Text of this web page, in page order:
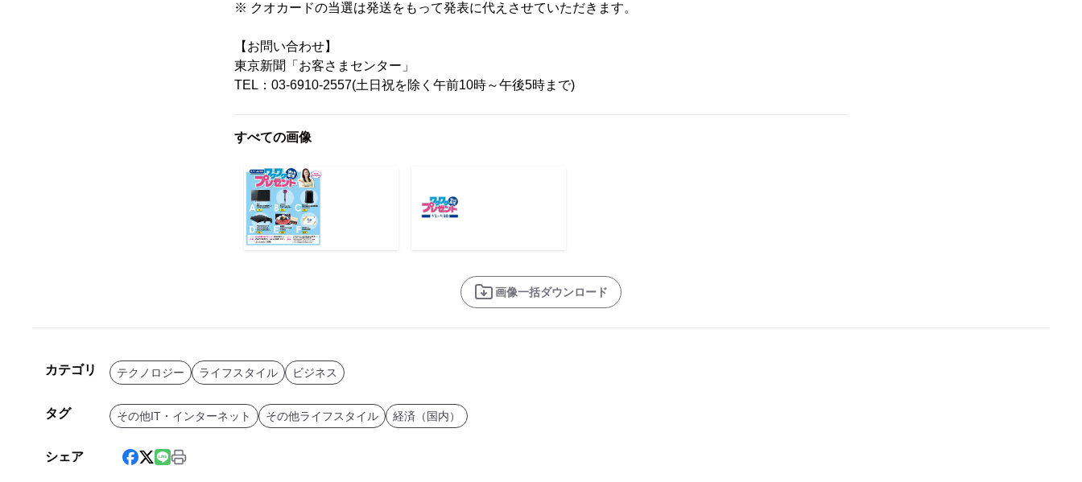
※ クオカードの当選は発送をもって発表に代えさせていただきます。
【お問い合わせ】
東京新聞「お客さまセンター」
TEL：03-6910-2557(土日祝を除く午前10時～午後5時まで)
すべての画像
画像一括ダウンロード
カテゴリ テクノロジー ライフスタイル ビジネス
タグ その他IT・インターネット その他ライフスタイル 経済（国内）
シェア